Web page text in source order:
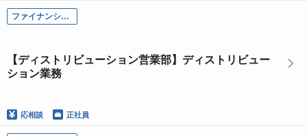
ファイナンシャル・ソリューション本部
【ディストリビューション営業部】ディストリビュー
ション業務
応相談 正社員